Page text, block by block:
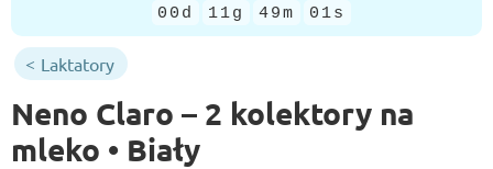
00d 11g 49m 01s
Laktatory
Neno Claro – 2 kolektory na
mleko • Biały